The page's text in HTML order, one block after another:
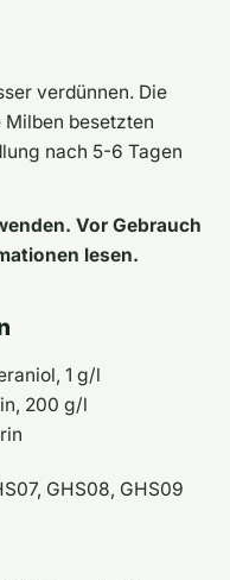
verdünnen. Die
besetzten
nach 5-6 Tagen
Vor Gebrauch
lesen.
1 g/l
200 g/l
GHS08, GHS09